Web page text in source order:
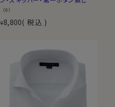
（0）
¥8,800 税込